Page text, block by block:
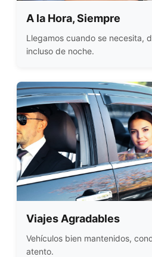
A la Hora, Siempre
Llegamos cuando se necesita,
incluso de noche.
Viajes Agradables
Vehículos bien mantenidos,
atento.